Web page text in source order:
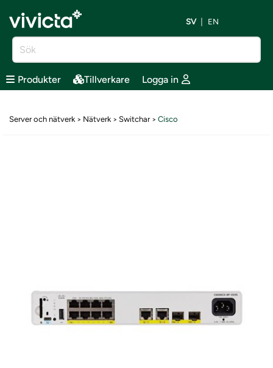
SV EN
Produkter Tillverkare Logga in
Server och nätverk > Nätverk > Switchar> Cisco